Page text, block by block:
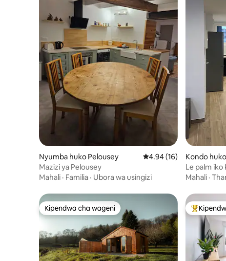
Nyumba huko Pelousey Ukadiriaji wa wastani
4.94 (16)
Mazizi ya Pelousey
Mahali · Familia · Ubora wa usingizi
Kondo
Le palm iko
kituo cha
Mahali ·
Kipendwa cha wageni
Kipendwa cha wageni